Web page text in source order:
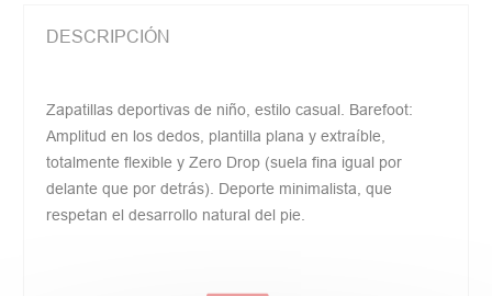
DESCRIPCIÓN
Zapatillas deportivas de niño, estilo casual. Barefoot:
Amplitud en los dedos, plantilla plana y extraíble,
totalmente flexible y Zero Drop (suela fina igual por
delante que por detrás). Deporte minimalista, que
respetan el desarrollo natural del pie.